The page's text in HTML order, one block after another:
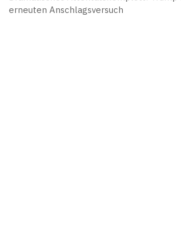
erneuten Anschlagsversuch